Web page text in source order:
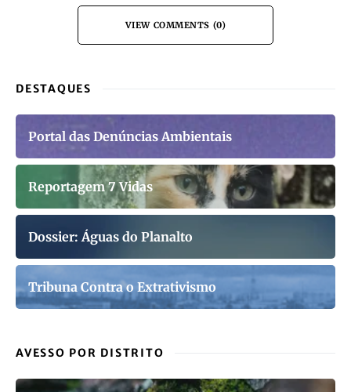
VIEW COMMENTS (0)
DESTAQUES
Portal das Denúncias Ambientais
Reportagem 7 Vidas
Dossier: Águas do Planalto
Tribuna Contra o Extrativismo
AVESSO POR DISTRITO